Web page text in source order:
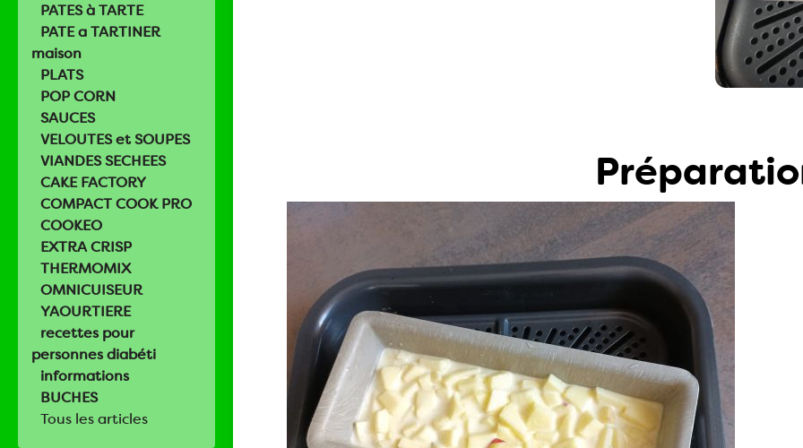
PATES à TARTE
PATE a TARTINER
maison
PLATS
POP CORN
SAUCES
VELOUTES et SOUPES
VIANDES SECHEES
CAKE FACTORY
COMPACT COOK PRO
COOKEO
EXTRA CRISP
THERMOMIX
OMNICUISEUR
YAOURTIERE
recettes pour
personnes diabéti
informations
BUCHES
Tous les articles